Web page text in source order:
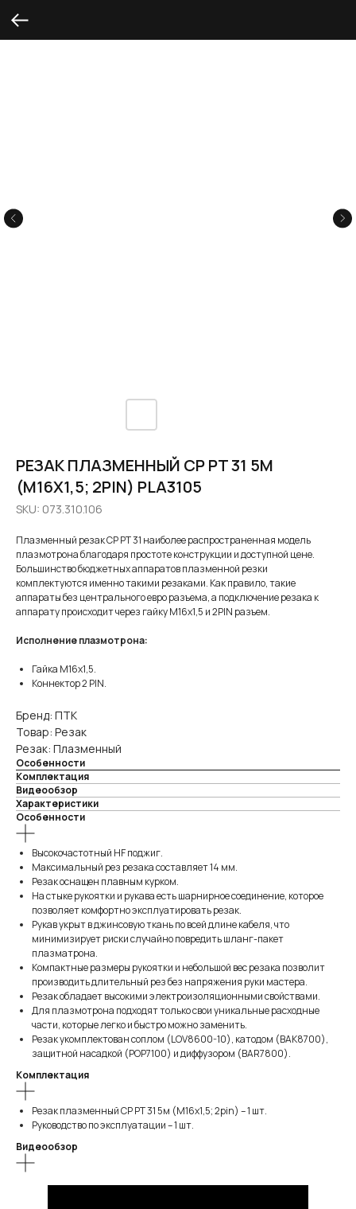
РЕЗАК ПЛАЗМЕННЫЙ CP PT 31 5М
(M16Х1,5; 2PIN) PLA3105
SKU: 073.310.106
Плазменный резак CP PT 31 наиболее распространенная модель
плазмотрона благодаря простоте конструкции и доступной цене.
Большинство бюджетных аппаратов плазменной резки
комплектуются именно такими резаками. Как правило, такие
аппараты без центрального евро разъема, а подключение резака к
аппарату происходит через гайку M16х1,5 и 2PIN разъем.
Исполнение плазмотрона:
Гайка M16х1,5.
Коннектор 2 PIN.
Бренд: ПТК
Товар: Резак
Резак: Плазменный
Особенности
Комплектация
Видеообзор
Характеристики
Особенности
Высокочастотный HF поджиг.
Максимальный рез резака составляет 14 мм.
Резак оснащен плавным курком.
На стыке рукоятки и рукава есть шарнирное соединение, которое
позволяет комфортно эксплуатировать резак.
Рукав укрыт в джинсовую ткань по всей длине кабеля, что
минимизирует риски случайно повредить шланг-пакет
плазматрона.
Компактные размеры рукоятки и небольшой вес резака позволит
производить длительный рез без напряжения руки мастера.
Резак обладает высокими электроизоляционными свойствами.
Для плазмотрона подходят только свои уникальные расходные
части, которые легко и быстро можно заменить.
Резак укомплектован соплом (LOV8600-10), катодом (BAK8700),
защитной насадкой (POP7100) и диффузором (BAR7800).
Комплектация
Резак плазменный CP PT 31 5м (M16х1,5; 2pin) – 1 шт.
Руководство по эксплуатации – 1 шт.
Видеообзор